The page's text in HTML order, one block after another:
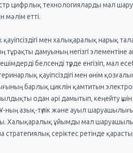
цифрлық технологияларды мал
мәлім етті.
мен халықаралық нарық
тұрақты дамуының негізгі
белсенді түрде енгізіп, мал
қауіпсіздігі мен өнім
барлық циклін қамтитын
одан әрі дамытып, кеңейту үшін
ның азық-түлік және ауыл
Халықаралық ұйымды мал
серіктес ретінде